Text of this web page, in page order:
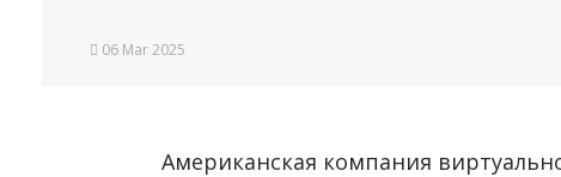
06 Mar 2025
Американская компания